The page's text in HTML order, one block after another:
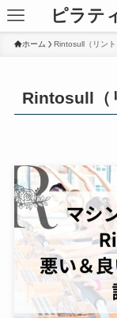
ピラテ
ホーム Rintosull（リント
Rintosull（